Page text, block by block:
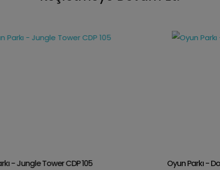
Oyun Parkı - Dome Witch CDP 102-P